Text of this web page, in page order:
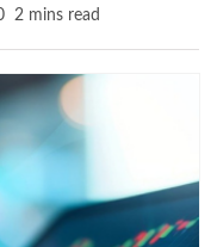
2 mins read